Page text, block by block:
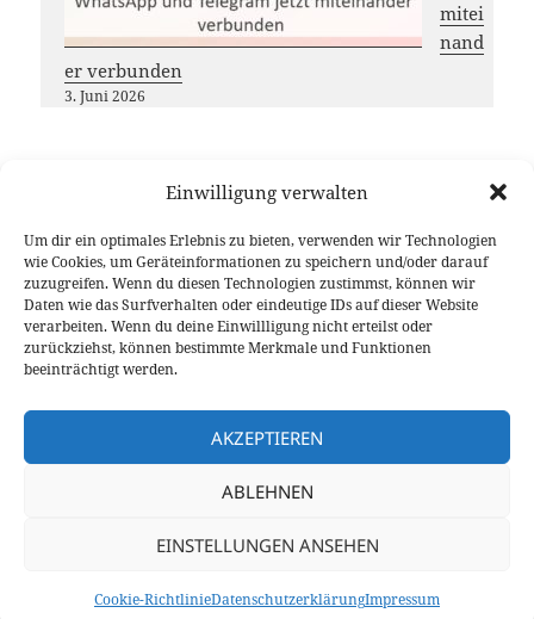
Einwilligung verwalten
Um dir ein optimales Erlebnis zu bieten, verwenden wir Technologien
wie Cookies, um Geräteinformationen zu speichern und/oder darauf
zuzugreifen. Wenn du diesen Technologien zustimmst, können wir
Daten wie das Surfverhalten oder eindeutige IDs auf dieser Website
verarbeiten. Wenn du deine Einwillligung nicht erteilst oder
zurückziehst, können bestimmte Merkmale und Funktionen
beeinträchtigt werden.
AKZEPTIEREN
ABLEHNEN
EINSTELLUNGEN ANSEHEN
Cookie-RichtlinieDatenschutzerklärungImpressum
mitei
nand
er verbunden
3. Juni 2026
Möchtest du das DL-Nordwest
Projekt unterstützen?
Dann freuen wir uns über deinen Gastbeitrag, das
Teilen unserer Inhalte oder eine (kleine) Spende
Vielen Dank für deine Unterstützung!
Veröffentlicht
18. November 2024 Autor
Stephan 9V1LH Kategorien
2024,Beiträge,
Schlagwörter
Brücke, FAC,FM,
Kontakt/Datenschutz/Impressum/Cookie-Richtlinie (EU)